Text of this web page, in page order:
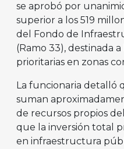
se aprobó por
superior a los 519
del Fondo de
(Ramo 33), destinada
prioritarias en zonas
La funcionaria detalló
suman
de recursos propios
que la inversión total
en infraestructura